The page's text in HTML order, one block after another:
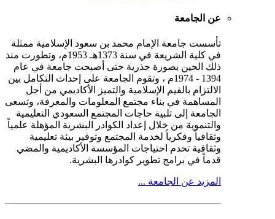
عن الجامعة
تأسست جامعة الإمام محمد بن سعود الإسلامية ممثلة
في كلية الشريعة في سنة 1373هـ 1953م، وتطورت منذ
ذلك الحين بصورة جذرية حتى أصبحت جامعة في عام
1394 - 1974م ، وتقوم الجامعة على إحداث التكامل بين
الالتزام بالقيم الإسلامية والتميز الأكاديمي من أجل
المساهمة في بناء مجتمع المعلومات والمعرفة، وتسعى
الجامعة إلى تلبية حاجات المجتمع السعودي التعليمية
والتنموية من خلال إعداد الكوادر البشرية المؤهلة علمياً
وثقافياً وفكرياً لخدمة المجتمع وتوفير بيئة تعليمية
وثقافية تخدم احتياجات المؤسسة الأكاديمية والمضي
قدماً في برامج تطوير كوادرها البشرية.
المزيد عن الجامعة ...